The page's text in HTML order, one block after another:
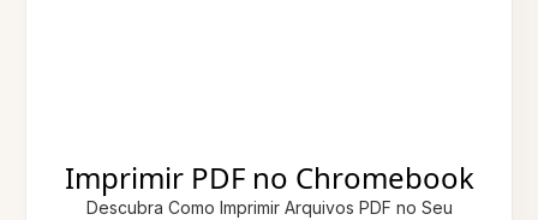
Imprimir PDF no Chromebook
Descubra Como Imprimir Arquivos PDF no Seu